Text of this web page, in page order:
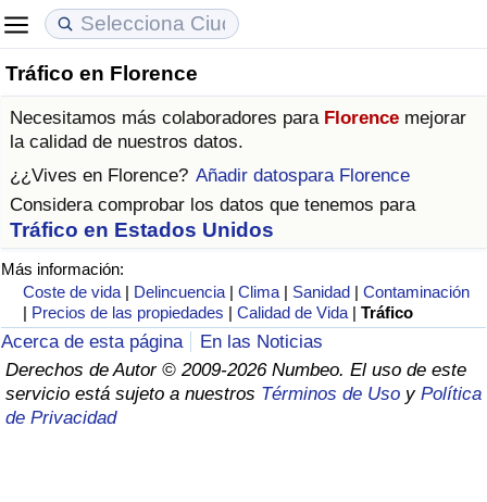
Tráfico en Florence
Necesitamos más colaboradores para Florence mejorar
la calidad de nuestros datos.
¿¿Vives en Florence? Añadir datospara Florence
Considera comprobar los datos que tenemos para
Tráfico en Estados Unidos
Más información:
Coste de vida | Delincuencia |Clima | Sanidad |Contaminación
| Precios de las propiedades |Calidad de Vida |Tráfico
Acerca de esta página
En las Noticias
Derechos de Autor © 2009-2026 Numbeo. El uso de este
servicio está sujeto a nuestros Términos de Uso y Política
de Privacidad
Coste de vida
Índice de Costo de Vida (Actual)
Índice de Costo de Vida
Índice de costo de vida por país
en aqaba
Precios de las propiedades
Índice de Precios de Inmuebles (Actual)
Índice de Precios de Inmuebles
Índice de Precios de Inmuebles por País
Calidad de Vida
Índice de Calidad de Vida
Índice de Calidad de Vida (Actual)
Índice de calidad de vida por país
Delincuencia
Calificación del Índice de Criminalidad
(Actual)